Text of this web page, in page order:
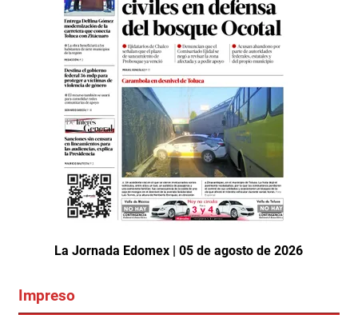
La Jornada Edomex | 05 de agosto de 2026
Impreso